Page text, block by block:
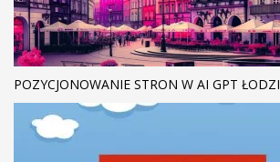
POZYCJONOWANIE STRON W AI GPT ŁODZI